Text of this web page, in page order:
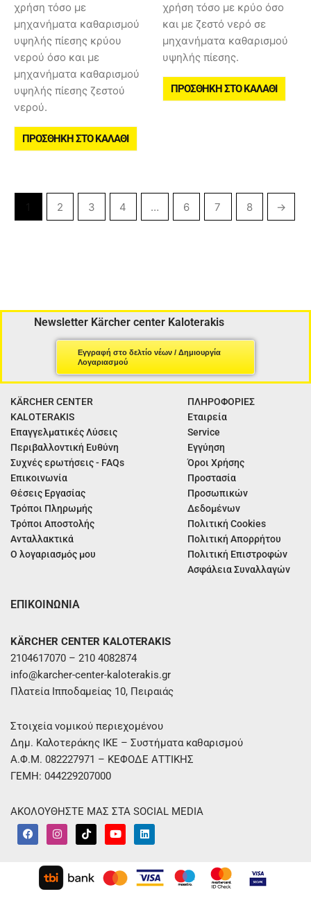
χρήση τόσο με
μηχανήματα καθαρισμού
υψηλής πίεσης κρύου
νερού όσο και με
μηχανήματα καθαρισμού
υψηλής πίεσης ζεστού
νερού.
ΠΡΟΣΘΉΚΗ ΣΤΟ ΚΑΛΆΘΙ
χρήση τόσο με κρύο όσο
και με ζεστό νερό σε
μηχανήματα καθαρισμού
υψηλής πίεσης.
ΠΡΟΣΘΉΚΗ ΣΤΟ ΚΑΛΆΘΙ
2 3 4 … 6 7 8 →
Newsletter Kärcher center Kaloterakis
Εγγραφή στο δελτίο νέων / Δημιουργία
Λογαριασμού
KÄRCHER CENTER
KALOTERAKIS
Επαγγελματικές Λύσεις
Περιβαλλοντική Ευθύνη
Συχνές ερωτήσεις - FAQs
Επικοινωνία
Θέσεις Εργασίας
Τρόποι Πληρωμής
Τρόποι Αποστολής
Ανταλλακτικά
Ο λογαριασμός μου
ΠΛΗΡΟΦΟΡΙΕΣ
Εταιρεία
Service
Εγγύηση
Όροι Χρήσης
Προστασία
Προσωπικών
Δεδομένων
Πολιτική Cookies
Πολιτική Απορρήτου
Πολιτική Επιστροφών
Ασφάλεια Συναλλαγών
ΕΠΙΚΟΙΝΩΝΙΑ
KÄRCHER CENTER KALOTERAKIS
2104617070 – 210 4082874
info@karcher-center-kaloterakis.gr
Πλατεία Ιπποδαμείας 10, Πειραιάς
Στοιχεία νομικού περιεχομένου
Δημ. Καλοτεράκης ΙΚΕ – Συστήματα καθαρισμού
Α.Φ.Μ. 082227971 – ΚΕΦΟΔΕ ΑΤΤΙΚΗΣ
ΓΕΜΗ: 044229207000
ΑΚΟΛΟΥΘΗΣΤΕ ΜΑΣ ΣΤΑ SOCIAL MEDIA
F
a
c
I
n
s
a
g
r
T
i
k
k
Y
o
u
u
b
L
i
n
e
d
i